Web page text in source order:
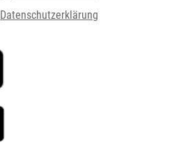
Datenschutzerklärung